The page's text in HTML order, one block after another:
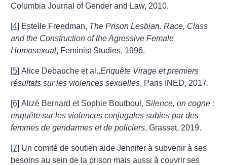
Columbia Journal of Gender and Law, 2010.
[4] Estelle Freedman, The Prison Lesbian. Race, Class
and the Construction of the Agressive Female
Homosexual, Feminist Studies, 1996.
[5]Alice Debauche et al.,Enquête Virage et premiers
résultats sur les violences sexuelles, Paris INED, 2017.
[6]Alizé Bernard et Sophie Boutboul,Silence, on cogne :
enquête sur les violences conjugales subies par des
femmes de gendarmes et de policiers, Grasset, 2019.
[7] Un comité de soutien aide Jennifer à subvenir à ses
besoins au sein de la prison mais aussi à couvrir ses